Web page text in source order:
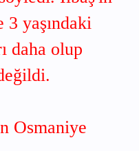
3 yaşındaki
daha olup
Osmaniye